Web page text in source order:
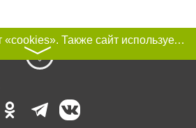
Этот сайт использует «cookies». Также сайт использует интернет-сервис для сбора технических данных касательно посетителей с целью получения маркетинговой и статистической информации. Условия обработки данных посетителей сайта см.
〉